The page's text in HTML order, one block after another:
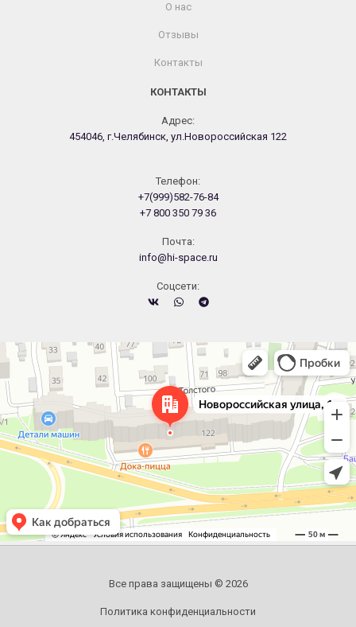
О нас
Отзывы
Контакты
КОНТАКТЫ
Адрес:
454046, г.Челябинск, ул.Новороссийская 122
Телефон:
+7(999)582-76-84
+7 800 350 79 36
Почта:
info@hi-space.ru
Cоцсети:
Челябинск
Новороссийская улица, 122 — Яндекс.Карты
Все права защищены © 2026
Политика конфиденциальности